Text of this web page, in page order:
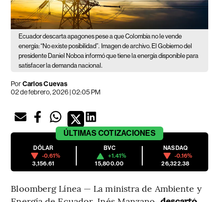
Ecuador descarta apagones pese a que Colombia no le vende
energía: “No existe posibilidad”. Imagen de archivo. El Gobierno del
presidente Daniel Noboa informó que tiene la energía disponible para
satisfacer la demanda nacional.
PorCarlos Cuevas
02 de febrero, 2026 | 02:05 PM
ÚLTIMAS COTIZACIONES
DÓLAR
-0.61%
3,156.61
BVC
+1.41%
15,800.00
NASDAQ
-0.16%
26,322.38
Bloomberg Línea — La ministra de Ambiente y